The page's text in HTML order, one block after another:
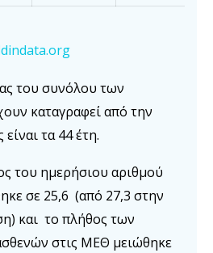
του συνόλου των
καταγραφεί από την
τα 44 έτη.
του ημερήσιου αριθμού
σε 25,6 (από 27,3 στην
και το πλήθος των
στις ΜΕΘ μειώθηκε